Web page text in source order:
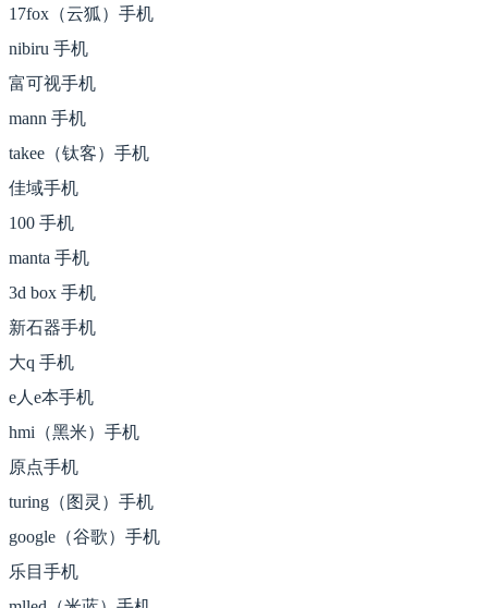
17fox（云狐）手机
nibiru 手机
富可视手机
mann 手机
takee（钛客）手机
佳域手机
100 手机
manta 手机
3d box 手机
新石器手机
大q 手机
e人e本手机
hmi（黑米）手机
原点手机
turing（图灵）手机
google（谷歌）手机
乐目手机